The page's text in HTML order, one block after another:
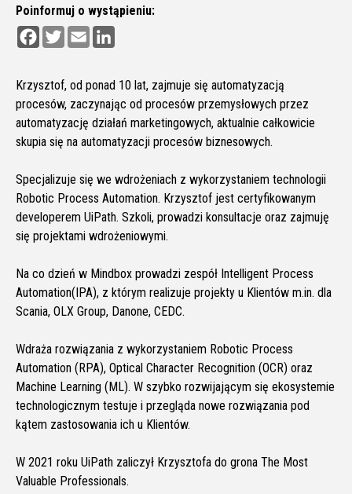
Poinformuj o wystąpieniu:
F
a
b
o
o
k
T
w
e
r
E
m
l
e
I
n
Krzysztof, od ponad 10 lat, zajmuje się automatyzacją
procesów, zaczynając od procesów przemysłowych przez
automatyzację działań marketingowych, aktualnie całkowicie
skupia się na automatyzacji procesów biznesowych.
Specjalizuje się we wdrożeniach z wykorzystaniem technologii
Robotic Process Automation. Krzysztof jest certyfikowanym
developerem UiPath. Szkoli, prowadzi konsultacje oraz zajmuję
się projektami wdrożeniowymi.
Na co dzień w Mindbox prowadzi zespół Intelligent Process
Automation(IPA), z którym realizuje projekty u Klientów m.in. dla
Scania, OLX Group, Danone, CEDC.
Wdraża rozwiązania z wykorzystaniem Robotic Process
Automation (RPA), Optical Character Recognition (OCR) oraz
Machine Learning (ML). W szybko rozwijającym się ekosystemie
technologicznym testuje i przegląda nowe rozwiązania pod
kątem zastosowania ich u Klientów.
W 2021 roku UiPath zaliczył Krzysztofa do grona The Most
Valuable Professionals.